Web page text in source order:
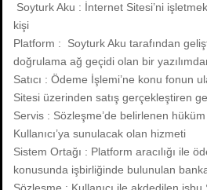
Soyturk Aku : İnternet Sitesi’ni
kişi
Platform : Soyturk Aku tarafından
doğrulama ağ geçidi olan bir
Satıcı : Ödeme İşlemi’ne konu fonun
Sitesi üzerinden satış gerçekleştiren
Servis : Sözleşme’de belirlenen
Kullanıcı’ya sunulacak olan hizmeti
Sistem Ortağı : Platform aracılığı ile
konusunda işbirliğinde bulunulan